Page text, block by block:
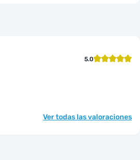
5.0
Ver todas las valoraciones